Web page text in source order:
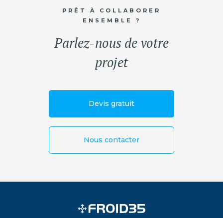
PRÊT À COLLABORER
ENSEMBLE ?
Parlez-nous de votre
projet
Nous contacter
Devis gratuit